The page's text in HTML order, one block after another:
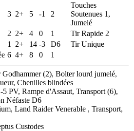
3 2+ 5 -1 2
Touches
Soutenues 1,
Jumelé
2 2+ 4 0 1
Tir Rapide 2
1 2+ 14 -3 D6
Tir Unique
6 4+ 8 0 1
(2), Bolter lourd jumelé,
Chenilles blindées
5 PV, Rampe d'Assaut, Transport (6),
Néfaste D6
Land Raider Venerable , Transport,
Custodes